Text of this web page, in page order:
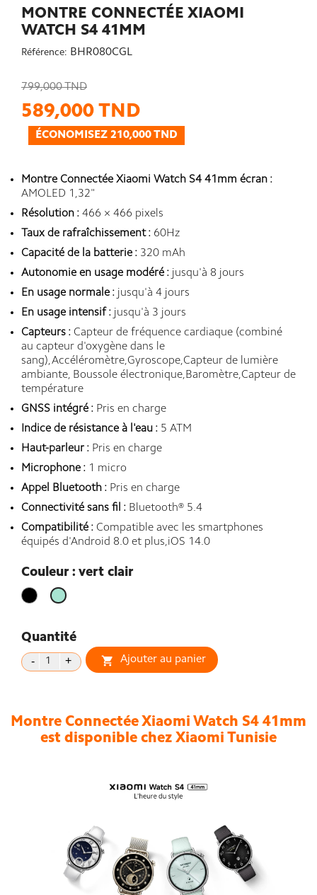
MONTRE CONNECTÉE XIAOMI
WATCH S4 41MM
Référence: BHR080CGL
799,000 TND
589,000 TND
ÉCONOMISEZ 210,000 TND
Montre Connectée Xiaomi Watch S4 41mm écran :
AMOLED 1,32"
Résolution : 466 × 466 pixels
Taux de rafraîchissement : 60Hz
Capacité de la batterie : 320 mAh
Autonomie en usage modéré : jusqu'à 8 jours
En usage normale : jusqu'à 4 jours
En usage intensif : jusqu'à 3 jours
Capteurs : Capteur de fréquence cardiaque (combiné
au capteur d'oxygène dans le
sang),Accéléromètre,Gyroscope,Capteur de lumière
ambiante, Boussole électronique,Baromètre,Capteur de
température
GNSS intégré : Pris en charge
Indice de résistance à l'eau : 5 ATM
Haut-parleur : Pris en charge
Microphone : 1 micro
Appel Bluetooth : Pris en charge
Connectivité sans fil : Bluetooth® 5.4
Compatibilité : Compatible avec les smartphones
équipés d'Android 8.0 et plus,iOS 14.0
Couleur : vert clair
Noir
vert
Quantité
 Ajouter au panier
Montre Connectée Xiaomi Watch S4 41mm
est disponible chez Xiaomi Tunisie